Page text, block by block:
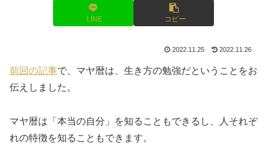
LINE コピー
2022.11.25 2022.11.26
前回の記事で、マヤ暦は、生き方の勉強だということをお
伝えしました。
マヤ暦は「本当の自分」を知ることもできるし、人それぞ
れの特徴を知ることもできます。